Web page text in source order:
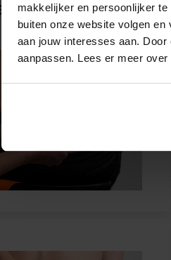
makkelijker en persoonlijker
buiten onze website volgen
aan jouw interesses aan.
aanpassen. Lees er meer over
auf das ISG